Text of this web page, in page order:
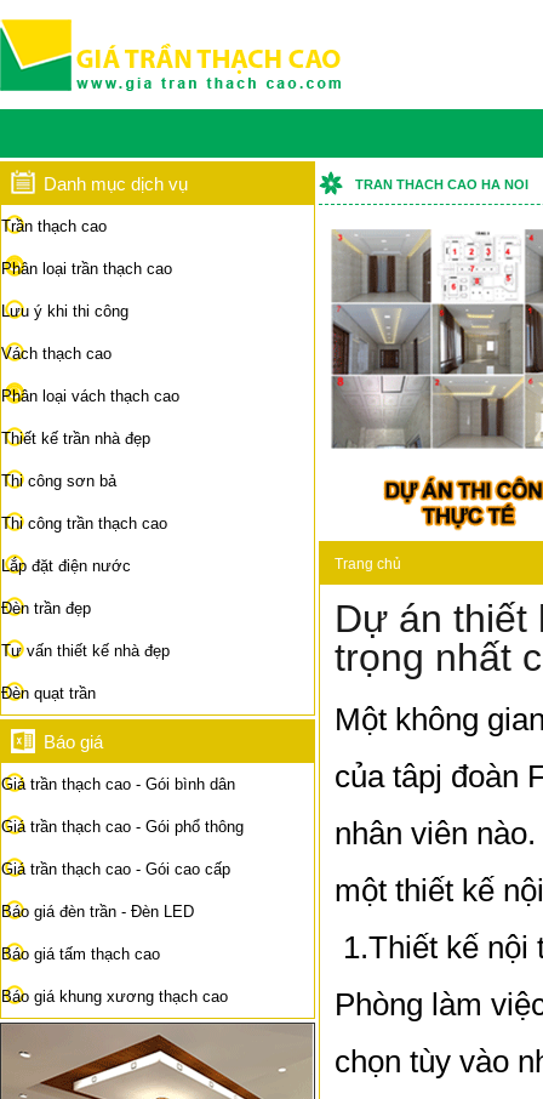
Danh mục dịch vụ
Trần thạch cao
Phân loại trần thạch cao
Lưu ý khi thi công
Vách thạch cao
Phân loại vách thạch cao
Thiết kế trần nhà đẹp
Thi công sơn bả
Thi công trần thạch cao
Lắp đặt điện nước
Đèn trần đẹp
Tư vấn thiết kế nhà đẹp
Đèn quạt trần
Báo giá
Giá trần thạch cao - Gói bình dân
Giá trần thạch cao - Gói phổ thông
Giá trần thạch cao - Gói cao cấp
Báo giá đèn trần - Đèn LED
Báo giá tấm thạch cao
Báo giá khung xương thạch cao
TRAN THACH CAO HA NOI
Trang chủ
Dự án thiết
trọng nhất
Một không
của tâpj đoàn
nhân viên
một thiết kế
1.Thiết kế nội
Phòng làm
chọn tùy vào